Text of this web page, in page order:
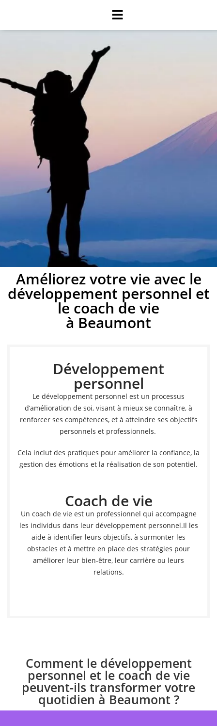
Développement
personnel à Beaumont
Développez votre potentiel avec un coach de vie à
Prendre rendez-vous
Améliorez votre vie avec le
développement personnel et
le coach de vie
à Beaumont
Développement
personnel
Le développement personnel est un processus
d’amélioration de soi, visant à mieux se connaître, à
renforcer ses compétences, et à atteindre ses objectifs
personnels et professionnels.
Cela inclut des pratiques pour améliorer la confiance, la
gestion des émotions et la réalisation de son potentiel.
Coach de vie
Un coach de vie est un professionnel qui accompagne
les individus dans leur développement personnel.Il les
aide à identifier leurs objectifs, à surmonter les
obstacles et à mettre en place des stratégies pour
améliorer leur bien-être, leur carrière ou leurs
relations.
Comment le développement
personnel et le coach de vie
peuvent-ils transformer votre
quotidien à Beaumont ?